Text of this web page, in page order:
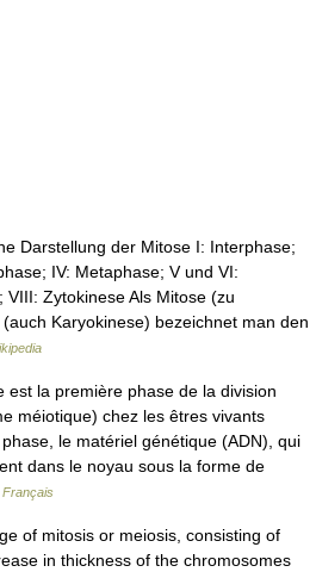
Darstellung der Mitose I: Interphase;
IV: Metaphase; V und VI:
VIII: Zytokinese Als Mitose (zu
(auch Karyokinese) bezeichnet man den
la première phase de la division
méiotique) chez les êtres vivants
le matériel génétique (ADN), qui
dans le noyau sous la forme de
Français
of mitosis or meiosis, consisting of
in thickness of the chromosomes